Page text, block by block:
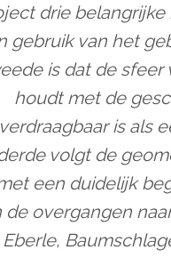
drie
gebruik van het
is dat de sfeer
houdt met de
is als
volgt de
een duidelijk
de overgangen
Eberle,